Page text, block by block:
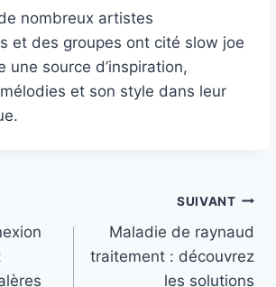
nombreux artistes
et des groupes ont cité slow joe
une source d’inspiration,
et son style dans leur
SUIVANT
Maladie de raynaud
traitement : découvrez
les solutions